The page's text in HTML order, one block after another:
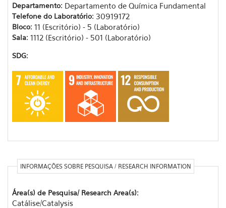
Departamento: Departamento de Química Fundamental
Telefone do Laboratório: 30919172
Bloco: 11 (Escritório) - 5 (Laboratório)
Sala: 1112 (Escritório) - 501 (Laboratório)
SDG:
INFORMAÇÕES SOBRE PESQUISA / RESEARCH INFORMATION
Área(s) de Pesquisa/ Research Area(s):
Catálise/Catalysis